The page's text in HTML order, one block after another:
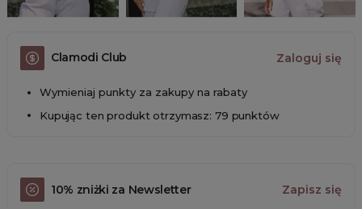
Clamodi Club Zaloguj się
Wymieniaj punkty za zakupy na rabaty
Kupując ten produkt otrzymasz: 79 punktów
10% zniżki za Newsletter Zapisz się